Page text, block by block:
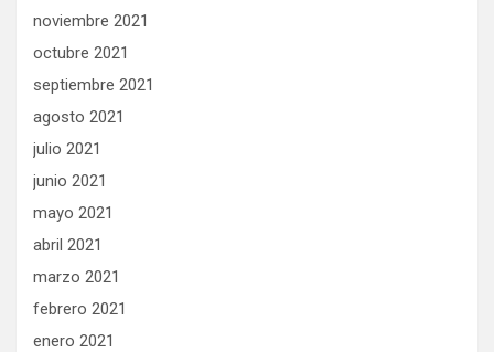
noviembre 2021
octubre 2021
septiembre 2021
agosto 2021
julio 2021
junio 2021
mayo 2021
abril 2021
marzo 2021
febrero 2021
enero 2021